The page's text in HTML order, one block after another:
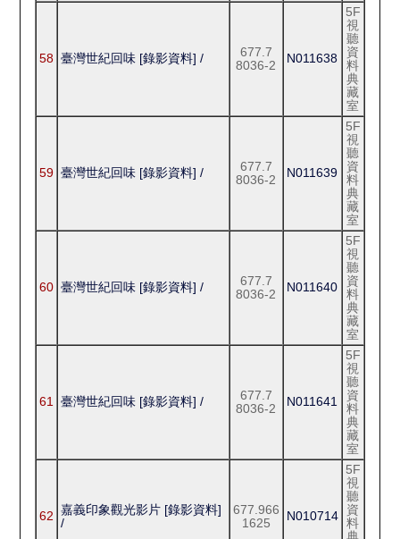
58 臺灣世紀回味 [錄影資料] /
677.7
8036-2
N011638
5F
視
聽
資
料
典
藏
室
59 臺灣世紀回味 [錄影資料] /
677.7
8036-2
N011639
5F
視
聽
資
料
典
藏
室
60 臺灣世紀回味 [錄影資料] /
677.7
8036-2
N011640
5F
視
聽
資
料
典
藏
室
61 臺灣世紀回味 [錄影資料] /
677.7
8036-2
N011641
5F
視
聽
資
料
典
藏
室
62 嘉義印象觀光影片 [錄影資料]
/
677.966
1625
N010714
5F
視
聽
資
料